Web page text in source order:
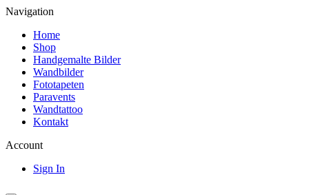
Navigation
Home
Shop
Handgemalte Bilder
Wandbilder
Fototapeten
Paravents
Wandtattoo
Kontakt
Account
Sign In